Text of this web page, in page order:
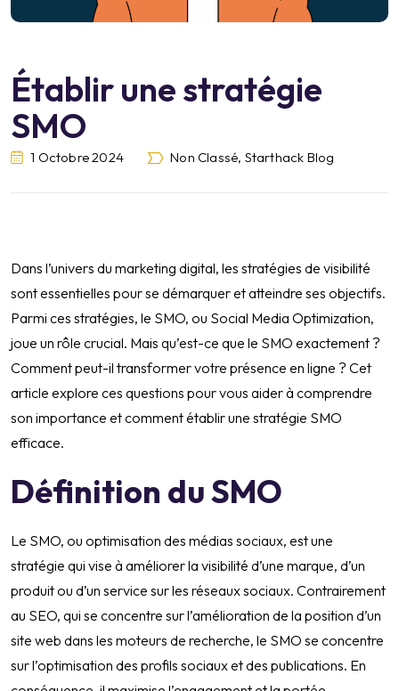
Établir une stratégie
SMO
1 Octobre 2024 Non Classé, Starthack Blog
Dans l’univers du marketing digital, les stratégies de visibilité
sont essentielles pour se démarquer et atteindre ses objectifs.
Parmi ces stratégies, le SMO, ou Social Media Optimization,
joue un rôle crucial. Mais qu’est-ce que le SMO exactement ?
Comment peut-il transformer votre présence en ligne ? Cet
article explore ces questions pour vous aider à comprendre
son importance et comment établir une stratégie SMO
efficace.
Définition du SMO
Le SMO, ou optimisation des médias sociaux, est une
stratégie qui vise à améliorer la visibilité d’une marque, d’un
produit ou d’un service sur les réseaux sociaux. Contrairement
au SEO, qui se concentre sur l’amélioration de la position d’un
site web dans les moteurs de recherche, le SMO se concentre
sur l’optimisation des profils sociaux et des publications. En